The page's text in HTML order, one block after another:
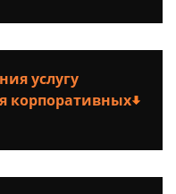
услугу
корпоративных